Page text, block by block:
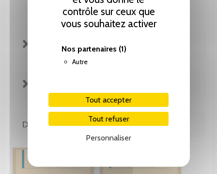
contrôle sur ceux que
vous souhaitez activer
Nos partenaires (1)
Autre
Tout accepter
Tout refuser
Personnaliser
FICHE TECHNIQUE
DE LA MÊME COLLECTION